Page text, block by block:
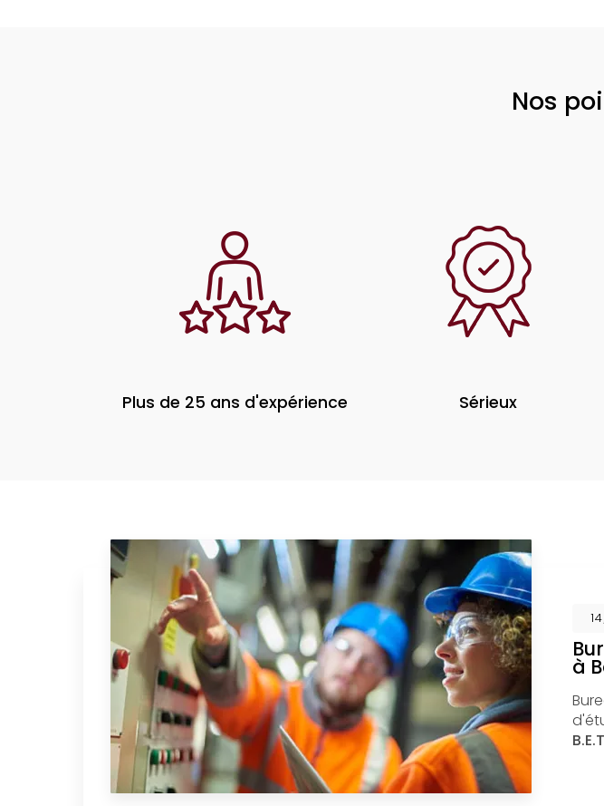
Nos
Plus de 25 ans d'expérience Sérieux
à